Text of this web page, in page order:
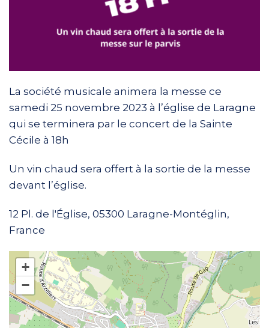
La société musicale animera la messe ce
samedi 25 novembre 2023 à l’église de Laragne
qui se terminera par le concert de la Sainte
Cécile à 18h
Un vin chaud sera offert à la sortie de la messe
devant l’église.
12 Pl. de l'Église, 05300 Laragne-Montéglin,
France
+
−